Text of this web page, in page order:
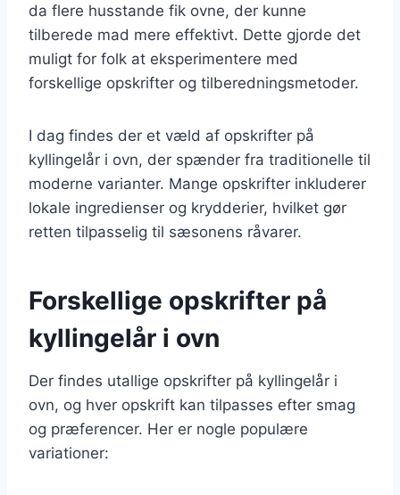
da flere husstande fik ovne, der kunne
tilberede mad mere effektivt. Dette gjorde det
muligt for folk at eksperimentere med
forskellige opskrifter og tilberedningsmetoder.
I dag findes der et væld af opskrifter på
kyllingelår i ovn, der spænder fra traditionelle til
moderne varianter. Mange opskrifter inkluderer
lokale ingredienser og krydderier, hvilket gør
retten tilpasselig til sæsonens råvarer.
Forskellige opskrifter på
kyllingelår i ovn
Der findes utallige opskrifter på kyllingelår i
ovn, og hver opskrift kan tilpasses efter smag
og præferencer. Her er nogle populære
variationer: